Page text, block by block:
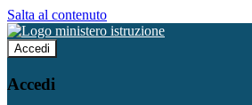
Salta al contenuto
Accedi
Accedi